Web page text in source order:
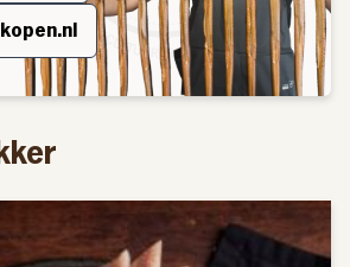
Na de kunst afgekeken te hebben
oude veldschuur op de huidige locatie
gebouwd waarin hij zijn eigen paling
neemt gemiddeld 2.5 uur in
nauwlettend gekeken naar